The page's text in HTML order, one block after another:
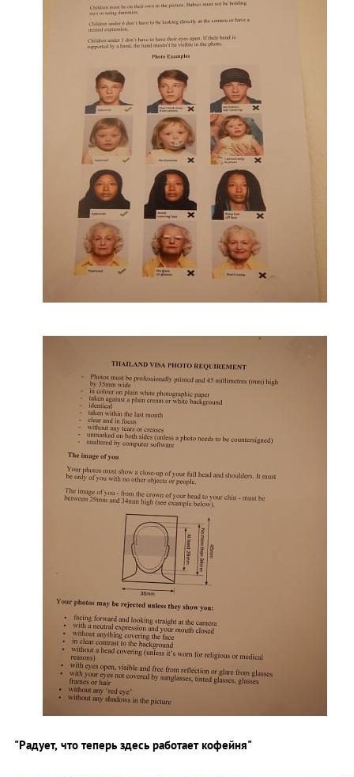
"Радует, что теперь здесь работает кофейня"